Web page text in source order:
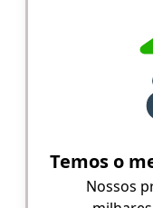
Temos o
Nossos